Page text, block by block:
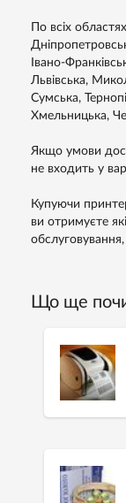
По всіх
Івано-
Львівська,
Сумська,
Хмельницька,
Якщо умови
не входить у
Купуючи
ви отримуєте
Що ще